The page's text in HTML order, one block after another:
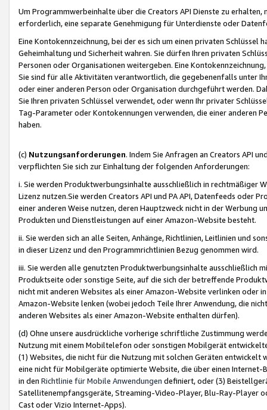
Um Programmwerbeinhalte über die Creators API Dienste zu
erforderlich, eine separate Genehmigung für Unterdienste oder
Eine Kontokennzeichnung, bei der es sich um einen privaten
Geheimhaltung und Sicherheit wahren. Sie dürfen Ihren privaten
Personen oder Organisationen weitergeben. Eine
Sie sind für alle Aktivitäten verantwortlich, die gegebenenfalls unter
oder einer anderen Person oder Organisation durchgeführt werden.
Sie Ihren privaten Schlüssel verwendet, oder wenn Ihr privater
Tag-Parameter oder Kontokennungen verwenden, die einer anderen
haben.
(c) Nutzungsanforderungen. Indem Sie Anfragen an Creators API
verpflichten Sie sich zur Einhaltung der folgenden Anforderungen:
i. Sie werden Produktwerbungsinhalte ausschließlich in rechtmäßiger
Lizenz nutzen.Sie werden Creators API und PA API, Datenfeeds oder
einer anderen Weise nutzen, deren Hauptzweck nicht in der Werbung
Produkten und Dienstleistungen auf einer Amazon-Website besteht.
ii. Sie werden sich an alle Seiten, Anhänge, Richtlinien, Leitlinien und
in dieser Lizenz und den Programmrichtlinien Bezug genommen wird.
iii. Sie werden alle genutzten Produktwerbungsinhalte ausschließlich
Produktseite oder sonstige Seite, auf die sich der betreffende
nicht mit anderen Websites als einer Amazon-Website verlinken oder
Amazon-Website lenken (wobei jedoch Teile Ihrer Anwendung, die
anderen Websites als einer Amazon-Website enthalten dürfen).
(d) Ohne unsere ausdrückliche vorherige schriftliche Zustimmung
Nutzung mit einem Mobiltelefon oder sonstigen Mobilgerät
(1) Websites, die nicht für die Nutzung mit solchen Geräten
eine nicht für Mobilgeräte optimierte Website, die über einen
in den Richtlinie für Mobile Anwendungen definiert, oder (3)
Satellitenempfangsgeräte, Streaming-Video-Player, Blu-Ray-Player
Cast oder Vizio Internet-Apps).